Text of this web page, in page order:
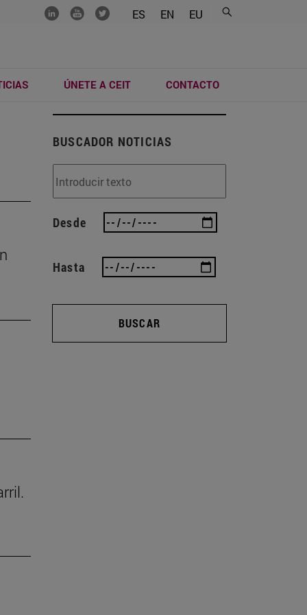
ES EN EU
....... ....... .......
ÚNETE A CEIT CONTACTO
BUSCADOR NOTICIAS
Desde
Hasta
BUSCAR